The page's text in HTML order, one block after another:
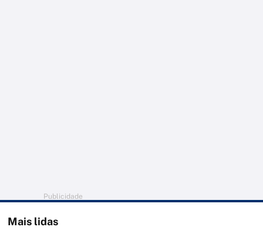
Publicidade
Mais lidas